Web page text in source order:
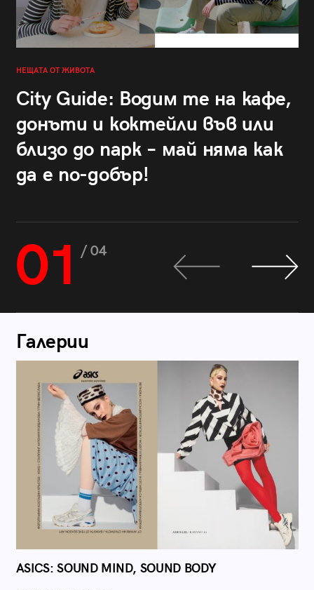
НЕЩАТА ОТ ЖИВОТА
City Guide: Водим те на кафе,
донъти и коктейли във или
близо до парк – май няма как
да е по-добър!
01 / 04
Галерии
ASICS: SOUND MIND, SOUND BODY